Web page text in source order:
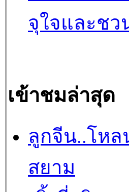
จุใจและช
เข้าชมล่าสุด
ลูกจีน..โหล
สยาม